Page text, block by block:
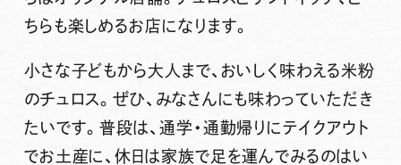
ちらも楽しめるお店になります。
小さな子どもから大人まで、おいしく味わえる米粉
のチュロス。ぜひ、みなさんにも味わっていただき
たいです。普段は、通学・通勤帰りにテイクアウト
でお土産に、休日は家族で足を運んでみるのはい